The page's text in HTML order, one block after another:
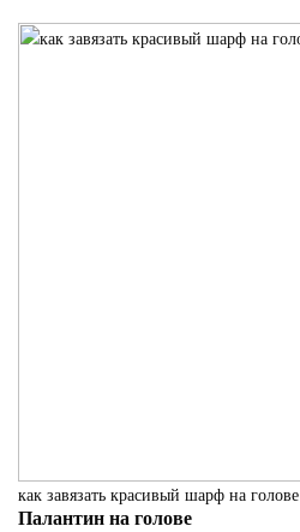
как завязать красивый шарф на голове
Палантин на голове